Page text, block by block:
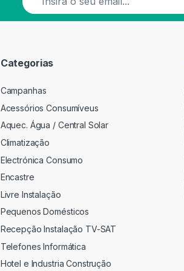
m
a
Categorias
Campanhas
Acessórios Consumíveus
Aquec. Água / Central Solar
Climatização
Electrónica Consumo
Encastre
Livre Instalação
Pequenos Domésticos
Recepção Instalação TV-SAT
Telefones Informática
Hotel e Industria Construção